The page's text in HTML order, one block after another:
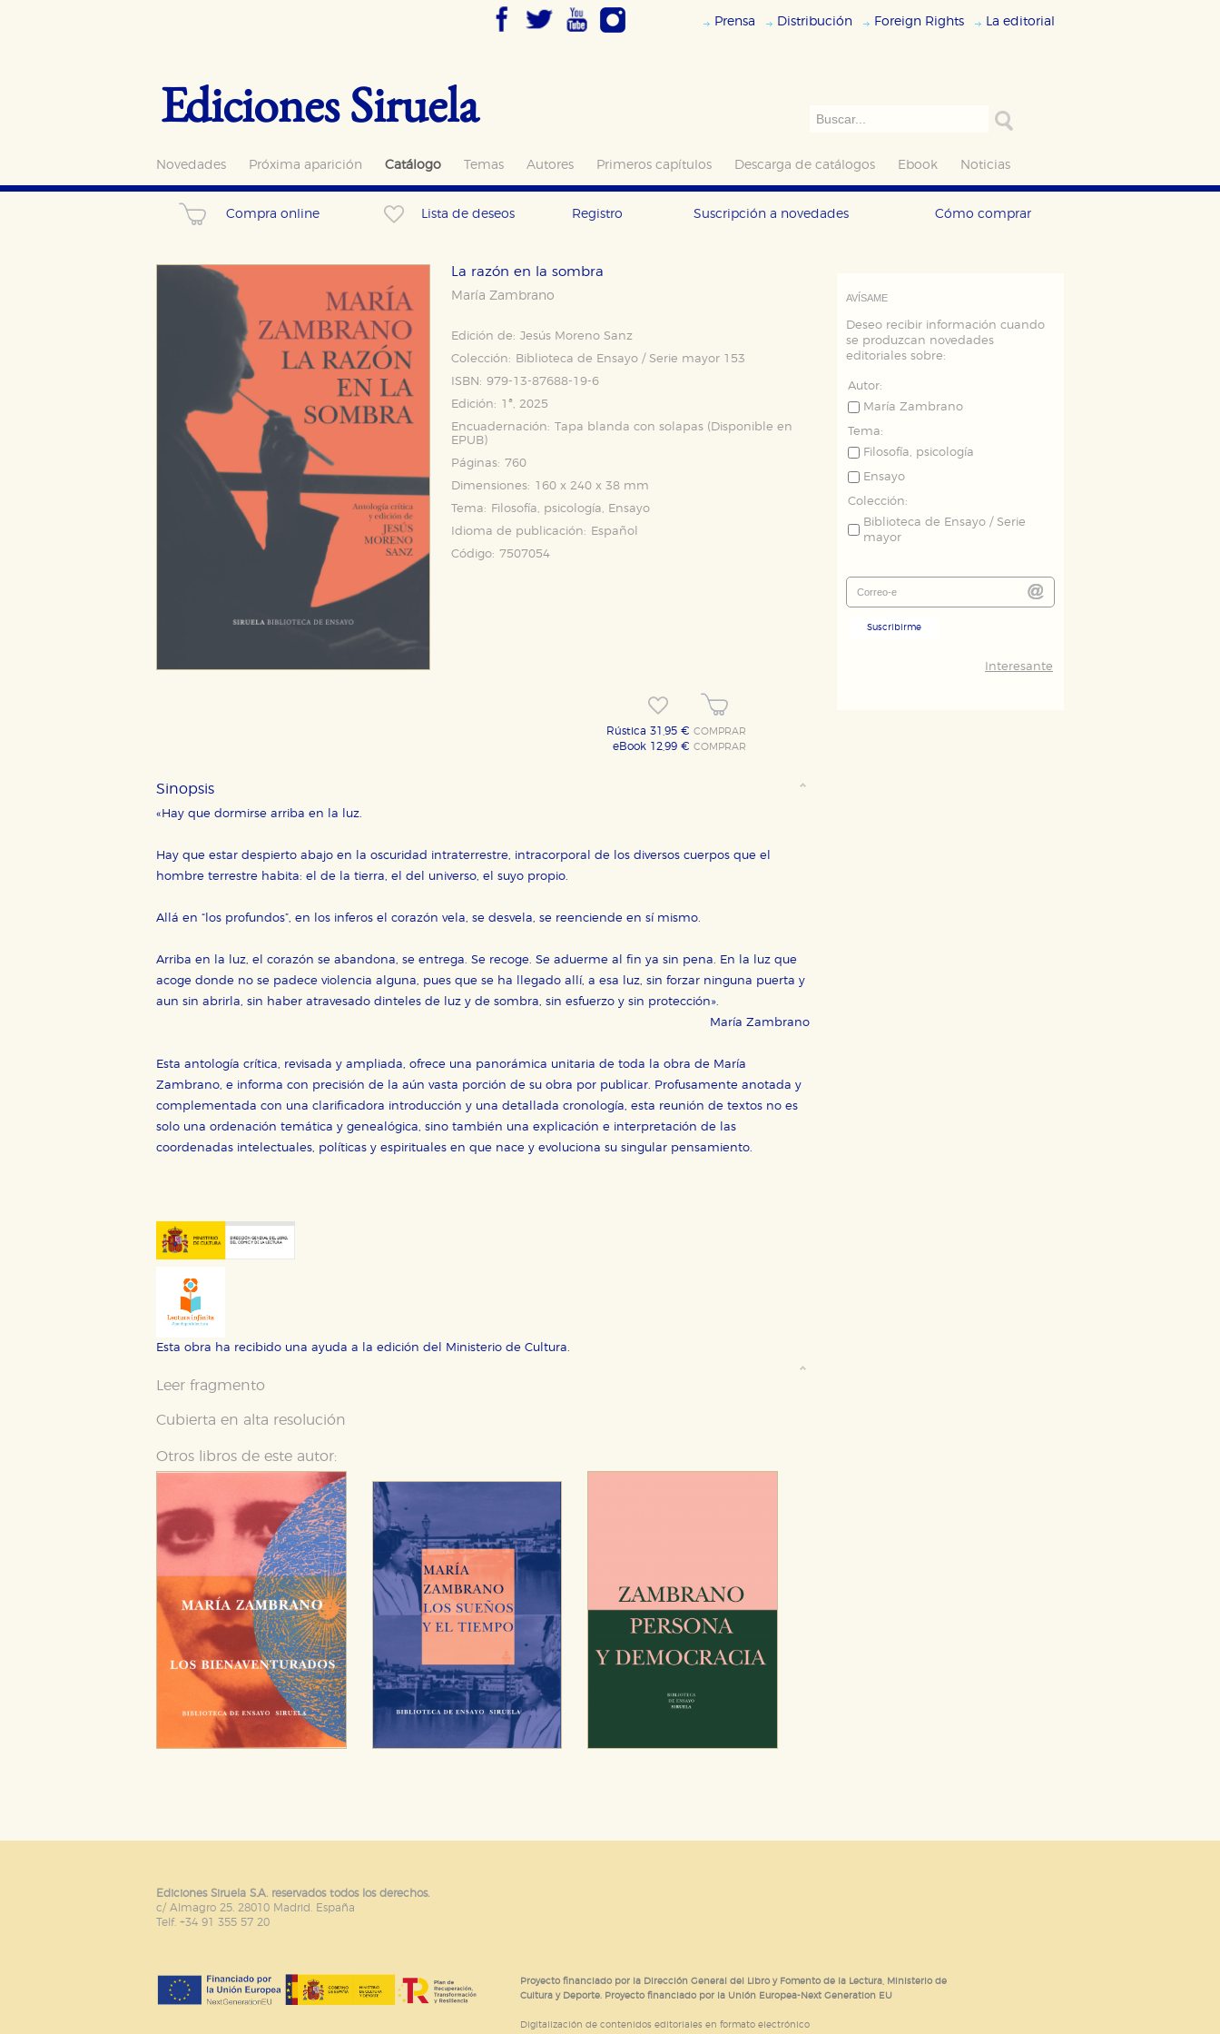
Prensa Distribución Foreign Rights La editorial
Ediciones Siruela
Novedades Próxima aparición Catálogo Temas Autores Primeros capítulos Descarga de catálogos Ebook Noticias
Compra online Lista de deseos Registro Suscripción a novedades Cómo comprar
La razón en la sombra
María Zambrano
Edición de: Jesús Moreno Sanz
Colección:
Biblioteca de Ensayo / Serie mayor 153
ISBN: 979-13-87688-19-6
Edición: 1ª, 2025
Encuadernación: Tapa blanda con solapas (Disponible en
EPUB)
Páginas: 760
Dimensiones: 160 x 240 x 38 mm
Tema:
Filosofía, psicología, Ensayo
Idioma de publicación:
Español
Código: 7507054
Rústica 31,95 € COMPRAR
eBook 12,99 € COMPRAR
Sinopsis
«Hay que dormirse arriba en la luz.
Hay que estar despierto abajo en la oscuridad intraterrestre, intracorporal de los diversos cuerpos que el
hombre terrestre habita: el de la tierra, el del universo, el suyo propio.
Allá en “los profundos”, en los inferos el corazón vela, se desvela, se reenciende en sí mismo.
Arriba en la luz, el corazón se abandona, se entrega. Se recoge. Se aduerme al fin ya sin pena. En la luz que
acoge donde no se padece violencia alguna, pues que se ha llegado allí, a esa luz, sin forzar ninguna puerta y
aun sin abrirla, sin haber atravesado dinteles de luz y de sombra, sin esfuerzo y sin protección».
María Zambrano
Esta antología crítica, revisada y ampliada, ofrece una panorámica unitaria de toda la obra de María
Zambrano, e informa con precisión de la aún vasta porción de su obra por publicar. Profusamente anotada y
complementada con una clarificadora introducción y una detallada cronología, esta reunión de textos no es
solo una ordenación temática y genealógica, sino también una explicación e interpretación de las
coordenadas intelectuales, políticas y espirituales en que nace y evoluciona su singular pensamiento.
Esta obra ha recibido una ayuda a la edición del Ministerio de Cultura.
Leer fragmento
Cubierta en alta resolución
Otros libros de este autor:
AVÍSAME
Deseo recibir información cuando
se produzcan novedades
editoriales sobre:
Autor:
María Zambrano
Tema:
Filosofía, psicología
Ensayo
Colección:
Biblioteca de Ensayo / Serie
mayor
Suscribirme
Interesante
Ediciones Siruela S.A. reservados todos los derechos.
c/ Almagro 25. 28010 Madrid. España
Telf. +34 91 355 57 20
Proyecto financiado por la Dirección General del Libro y Fomento de la Lectura, Ministerio de
Cultura y Deporte. Proyecto financiado por la Unión Europea-Next Generation EU
Digitalización de contenidos editoriales en formato electrónico
CONFIGURACIÓN DE COOKIES HABILITAR TODO
hacerlo desde el navegador, pero en ese caso es posible que algunas áreas de nuestra web dejen de funcionar correctamente.
Cookies de rendimiento y analíticas
Estas cookies se utilizan para mejorar su experiencia de navegación y optimizar el funcionamiento de nuestro sitio web. Almacenan
tanto, es anónima.
otros sitios. No almacenan directamente información personal sino que se basan en la identificación única de su navegador y
dispositivo de internet.